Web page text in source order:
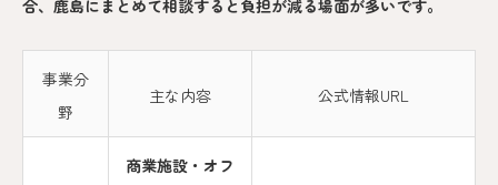
合、鹿島にまとめて相談すると負担が減る場面が多いです。
事業分
野
主な内容 公式情報URL
商業施設・オフ